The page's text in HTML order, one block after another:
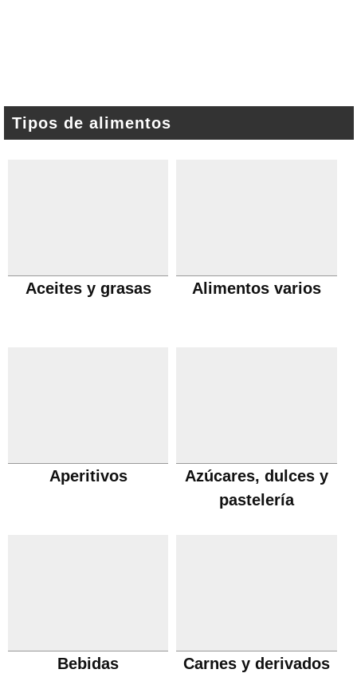
Tipos de alimentos
Aceites y grasas Alimentos varios
Aperitivos
Azúcares, dulces y
pastelería
Bebidas Carnes y derivados